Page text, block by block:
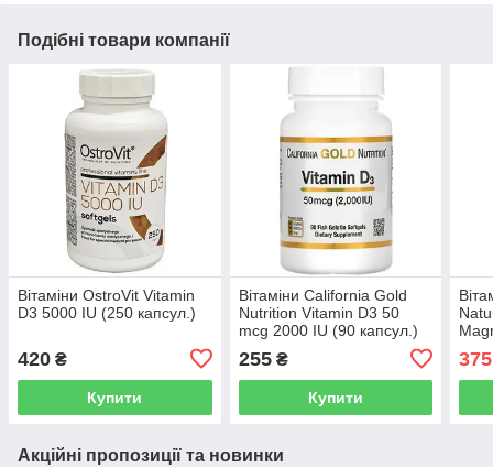
Подібні товари компанії
Вітаміни OstroVit Vitamin
D3 5000 IU (250 капсул.)
420 ₴
Купити
Вітаміни California Gold
Nutrition Vitamin D3 50
mcg 2000 IU (90 капсул.)
255₴
Купити
375
Акційні пропозиції та новинки